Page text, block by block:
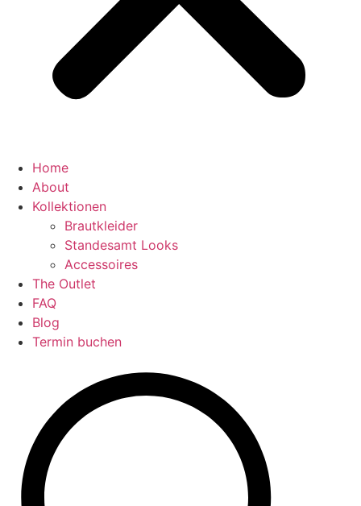
Home
About
Kollektionen
Brautkleider
Standesamt Looks
Accessoires
The Outlet
FAQ
Blog
Termin buchen